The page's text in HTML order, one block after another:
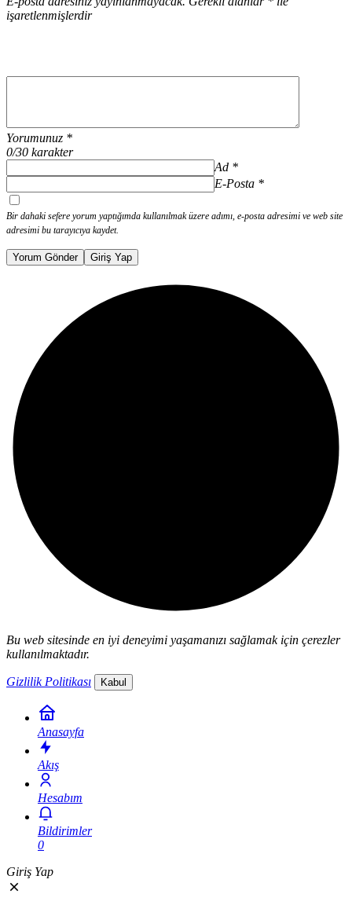
işaretlenmişlerdir
Yorumunuz *
0/30 karakter
Ad *
E-Posta *
Bir dahaki sefere yorum yaptığımda kullanılmak üzere adımı, e-posta adresimi ve web site
adresimi bu tarayıcıya kaydet.
Yorum Gönder Giriş Yap
Bu web sitesinde en iyi deneyimi yaşamanızı sağlamak için çerezler
kullanılmaktadır.
Gizlilik Politikası Kabul
Anasayfa
Akış
Hesabım
Bildirimler
0
Giriş Yap